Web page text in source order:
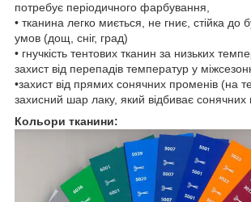
потребує періодичного фарбування,
• тканина легко миється, не гниє, стійка до
умов (дощ, сніг, град)
• гнучкість тентових тканин за низьких
захист від перепадів температур у
•захист від прямих сонячних променів (на
захисний шар лаку, який відбиває сонячних
Кольори тканини: